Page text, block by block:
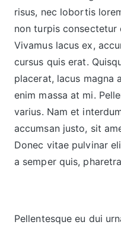
risus, nec lobortis
non turpis consectetur
Vivamus lacus ex,
cursus quis erat.
placerat, lacus magna
enim massa at mi.
varius. Nam et
accumsan justo, sit
Donec vitae pulvinar
a semper quis,
Pellentesque eu dui